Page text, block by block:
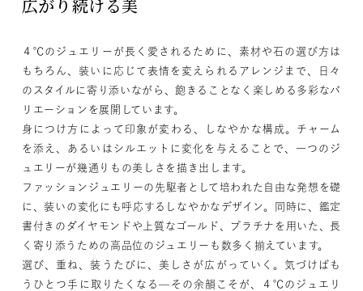
広がり続ける美
４℃のジュエリーが長く愛されるために、素材や石の選び方は
もちろん、装いに応じて表情を変えられるアレンジまで、日々
のスタイルに寄り添いながら、飽きることなく楽しめる多彩なバ
リエーションを展開しています。
身につけ方によって印象が変わる、しなやかな構成。チャーム
を添え、あるいはシルエットに変化を与えることで、一つのジ
ュエリーが幾通りもの美しさを描き出します。​
ファッションジュエリーの先駆者として培われた自由な発想を礎
に、装いの変化にも呼応するしなやかなデザイン。同時に、鑑定
書付きのダイヤモンドや上質なゴールド、プラチナを用いた、長
く寄り添うための高品位のジュエリーも数多く揃えています。
選び、重ね、装うたびに、美しさが広がっていく。気づけばも
うひとつ手に取りたくなる—その余韻こそが、４℃のジュエリ